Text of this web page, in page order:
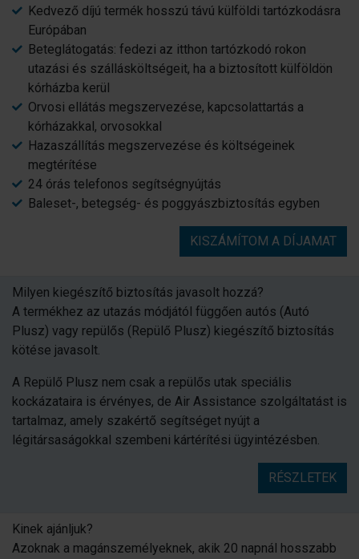
Kedvező díjú termék hosszú távú külföldi tartózkodásra
Európában
Beteglátogatás: fedezi az itthon tartózkodó rokon
utazási és szállásköltségeit, ha a biztosított külföldön
kórházba kerül
Orvosi ellátás megszervezése, kapcsolattartás a
kórházakkal, orvosokkal
Hazaszállítás megszervezése és költségeinek
megtérítése
24 órás telefonos segítségnyújtás
Baleset-, betegség- és poggyászbiztosítás egyben
KISZÁMÍTOM A DÍJAMAT
Milyen kiegészítő biztosítás javasolt hozzá?
A termékhez az utazás módjától függően autós (Autó
Plusz) vagy repülős (Repülő Plusz) kiegészítő biztosítás
kötése javasolt.
A Repülő Plusz nem csak a repülős utak speciális
kockázataira is érvényes, de Air Assistance szolgáltatást is
tartalmaz, amely szakértő segítséget nyújt a
légitársaságokkal szembeni kártérítési ügyintézésben.
RÉSZLETEK
Kinek ajánljuk?
Azoknak a magánszemélyeknek, akik 20 napnál hosszabb